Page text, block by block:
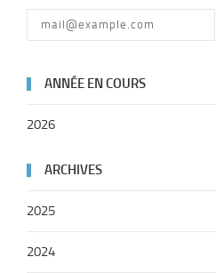
ANNÉE EN COURS
2026
ARCHIVES
2025
2024